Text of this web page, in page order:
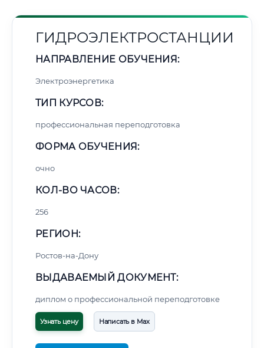
ГИДРОЭЛЕКТРОСТАНЦИИ
НАПРАВЛЕНИЕ ОБУЧЕНИЯ:
Электроэнергетика
ТИП КУРСОВ:
профессиональная переподготовка
ФОРМА ОБУЧЕНИЯ:
очно
КОЛ-ВО ЧАСОВ:
256
РЕГИОН:
Ростов-на-Дону
ВЫДАВАЕМЫЙ ДОКУМЕНТ:
диплом о профессиональной переподготовке
Узнать цену Написать в Max